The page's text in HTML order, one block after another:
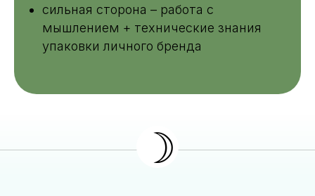
сильная сторона – работа с
мышлением + технические знания
упаковки личного бренда
☽